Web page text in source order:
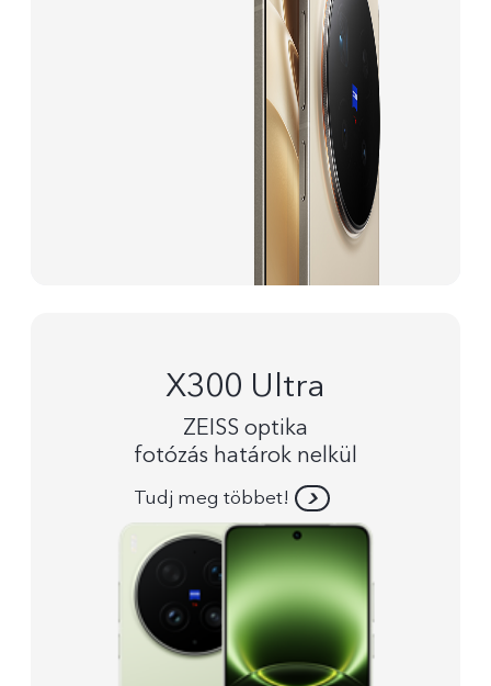
X300 Ultra
ZEISS optika
fotózás határok nelkül
Tudj meg többet!